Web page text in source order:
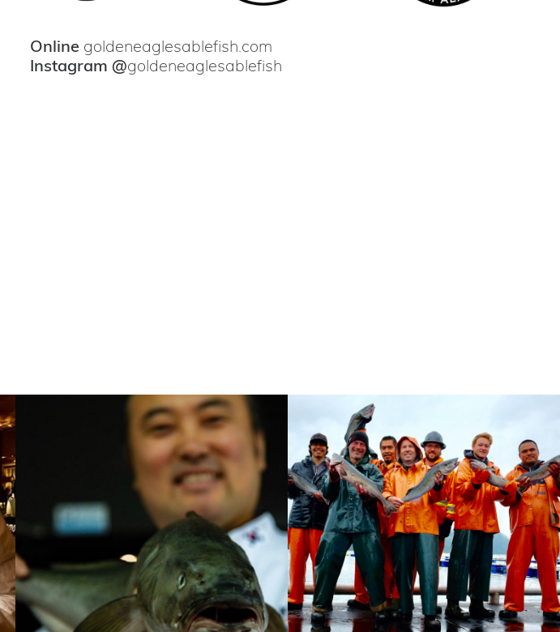
Online goldeneaglesablefish.com
Instagram @goldeneaglesablefish